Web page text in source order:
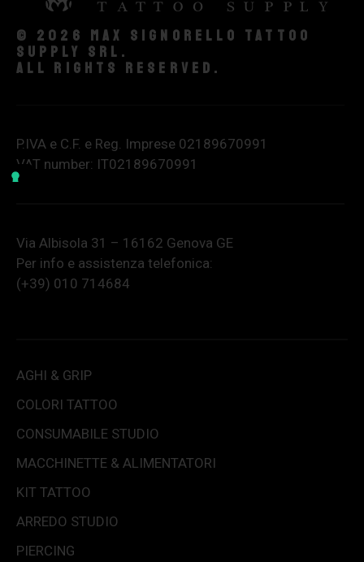
© 2026 Max Signorello Tattoo
supply srl.
All rights reserved.
P.IVA e C.F. e Reg. Imprese 02189670991
VAT number: IT02189670991
Via Albisola 31 – 16162 Genova GE
Per info e assistenza telefonica:
(+39) 010 714684
AGHI & GRIP
COLORI TATTOO
CONSUMABILE STUDIO
MACCHINETTE & ALIMENTATORI
KIT TATTOO
ARREDO STUDIO
PIERCING